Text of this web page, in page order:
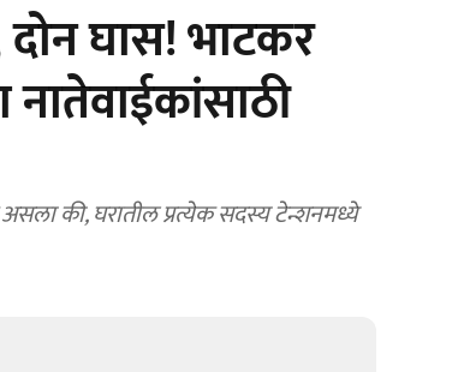
घास! भाटकर
नातेवाईकांसाठी
की, घरातील प्रत्येक सदस्य टेन्शनमध्ये